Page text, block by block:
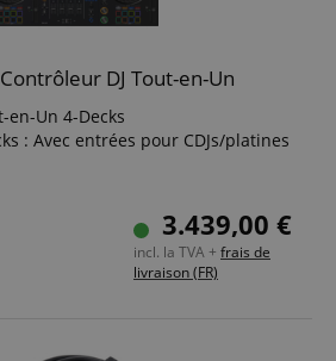
DJ Tout-en-Un
en-Un 4-Decks
: Avec entrées pour CDJs/platines
: Utilisation claire et intuitive
dédiés pour la sélection des decks :
entre les decks
DJ : Intégration avec Serato DJ pour
3.439,00 €
incl. la TVA + frais de
livraison (FR)